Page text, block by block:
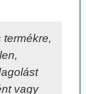
termékre,
vagy